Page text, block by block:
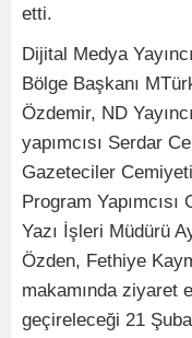
etti.
Dijital Medya
Bölge Başkanı
Özdemir, ND
yapımcısı Serdar
Gazeteciler
Program
Yazı İşleri Müdürü
Özden, Fethiye
makamında ziyaret
geçireleceği 21